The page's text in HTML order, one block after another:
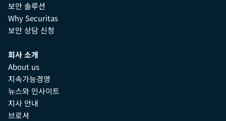
보안 솔루션
Why Securitas
보안 상담 신청
회사 소개
About us
지속가능경영
뉴스와 인사이트
지사 안내
브로셔